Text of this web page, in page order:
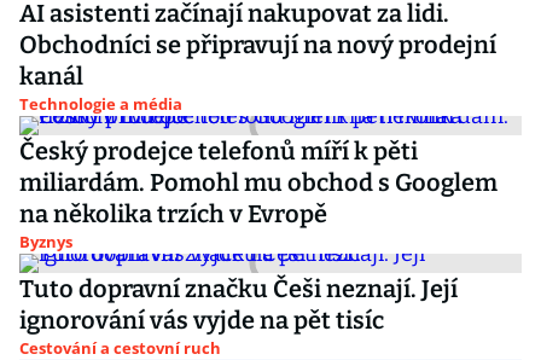
AI asistenti začínají nakupovat za lidi.
Obchodníci se připravují na nový prodejní
kanál
Technologie a média
Český prodejce telefonů míří k pěti
miliardám. Pomohl mu obchod s Googlem
na několika trzích v Evropě
Byznys
Tuto dopravní značku Češi neznají. Její
ignorování vás vyjde na pět tisíc
Cestování a cestovní ruch